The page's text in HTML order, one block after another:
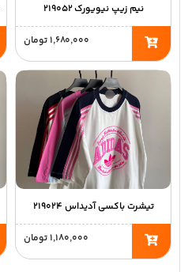
نیم زیپ نیویورک ۲۱۹۰۵۲
۱,۶۸۰,۰۰۰تومان
تیشرت باکسی آدیداس ۲۱۹۰۲۴
۱,۱۸۰,۰۰۰تومان